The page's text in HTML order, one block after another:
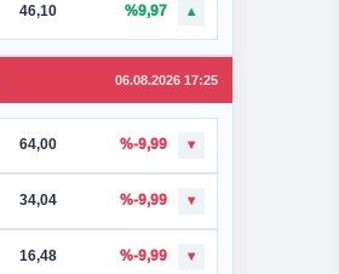
46,10 %9,97 ▲
06.08.2026 17:25
64,00 %-9,99 ▼
34,04 %-9,99 ▼
16,48 %-9,99 ▼